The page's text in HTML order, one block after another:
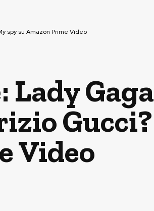
spy su Amazon Prime Video
Lady Gaga
Gucci?
Video